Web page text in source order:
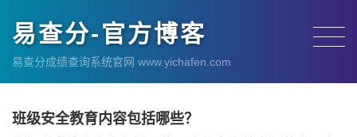
易查分-官方博客
易查分成绩查询系统官网 www.yichafen.com
班级安全教育内容包括哪些？